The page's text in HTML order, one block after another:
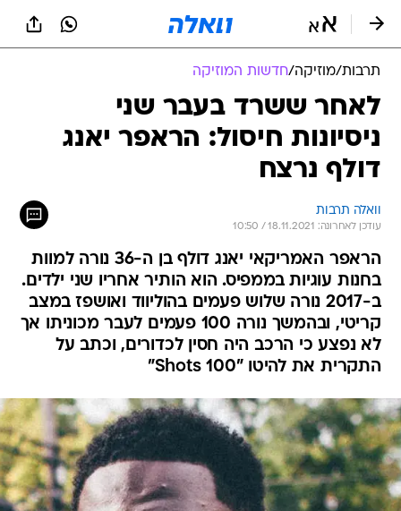
תרבות/מוזיקה/חדשות המוזיקה
לאחר ששרד בעבר שני
ניסיונות חיסול: הראפר יאנג
דולף נרצח
וואלה תרבות
עודכן לאחרונה: 18.11.2021 / 10:50
הראפר האמריקאי יאנג דולף בן ה-36 נורה למוות
בחנות עוגיות בממפיס. הוא הותיר אחריו שני ילדים.
ב-2017 נורה שלוש פעמים בהוליווד ואושפז במצב
קריטי, ובהמשך נורה 100 פעמים לעבר מכוניתו אך
לא נפצע כי הרכב היה חסין לכדורים, וכתב על
התקרית את להיטו "100 Shots"